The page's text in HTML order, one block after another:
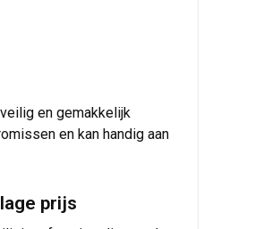
en gemakkelijk
en kan handig aan
prijs